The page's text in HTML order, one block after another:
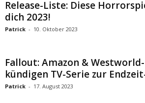
Release-Liste: Diese
dich 2023!
Patrick - 10. Oktober 2023
Fallout: Amazon &
kündigen TV-Serie zur
Patrick - 17. August 2023